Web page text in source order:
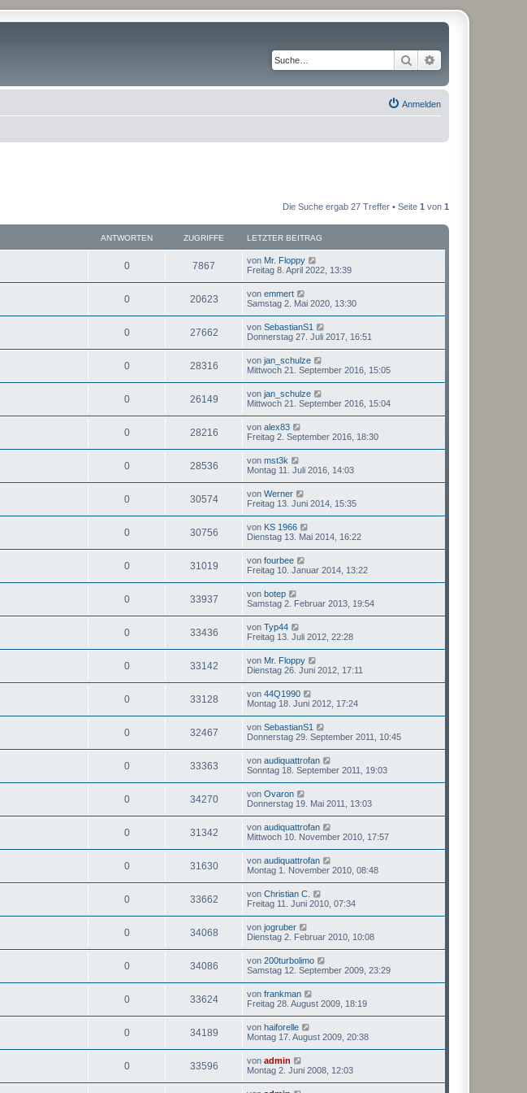
Suche
Anmelden
Die Suche ergab 27 Treffer • Seite 1 von 1
ANTWORTEN ZUGRIFFE LETZTER BEITRAG
0 7867 von Mr. Floppy
Freitag 8. April 2022, 13:39
0 20623 von emmert
Samstag 2. Mai 2020, 13:30
0 27662 von SebastianS1
Donnerstag 27. Juli 2017, 16:51
0 28316 von jan_schulze
Mittwoch 21. September 2016, 15:05
0 26149 von jan_schulze
Mittwoch 21. September 2016, 15:04
0 28216 von alex83
Freitag 2. September 2016, 18:30
0 28536 von mst3k
Montag 11. Juli 2016, 14:03
0 30574 von Werner
Freitag 13. Juni 2014, 15:35
0 30756 von KS 1966
Dienstag 13. Mai 2014, 16:22
0 31019 von fourbee
Freitag 10. Januar 2014, 13:22
0 33937 von botep
Samstag 2. Februar 2013, 19:54
0 33436 von Typ44
Freitag 13. Juli 2012, 22:28
0 33142 von Mr. Floppy
Dienstag 26. Juni 2012, 17:11
0 33128 von 44Q1990
Montag 18. Juni 2012, 17:24
0 32467 von SebastianS1
Donnerstag 29. September 2011, 10:45
0 33363 von audiquattrofan
Sonntag 18. September 2011, 19:03
0 34270 von Ovaron
Donnerstag 19. Mai 2011, 13:03
0 31342 von audiquattrofan
Mittwoch 10. November 2010, 17:57
0 31630 von audiquattrofan
Montag 1. November 2010, 08:48
0 33662 von Christian C.
Freitag 11. Juni 2010, 07:34
0 34068 von jogruber
Dienstag 2. Februar 2010, 10:08
0 34086 von 200turbolimo
Samstag 12. September 2009, 23:29
0 33624 von frankman
Freitag 28. August 2009, 18:19
0 34189 von haiforelle
Montag 17. August 2009, 20:38
0 33596 von admin
Montag 2. Juni 2008, 12:03